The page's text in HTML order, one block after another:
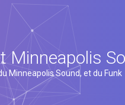
Minneapolis
Minneapolis Sound, et du Funk